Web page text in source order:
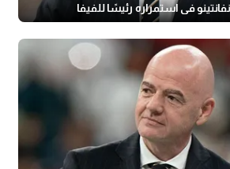
في استمراره رئيسًا للفيفا